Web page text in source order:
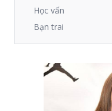
Học vấn
Bạn trai